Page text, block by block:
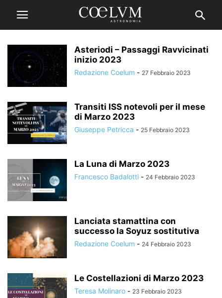
Asteriodi – Passaggi Ravvicinati
inizio 2023
Redazione Coelum - 27 Febbraio 2023
Transiti ISS notevoli per il mese
di Marzo 2023
Giuseppe Petricca - 25 Febbraio 2023
La Luna di Marzo 2023
Francesco Badalotti - 24 Febbraio 2023
Lanciata stamattina con
successo la Soyuz sostitutiva
Redazione Coelum - 24 Febbraio 2023
Le Costellazioni di Marzo 2023
Teresa Molinaro - 23 Febbraio 2023